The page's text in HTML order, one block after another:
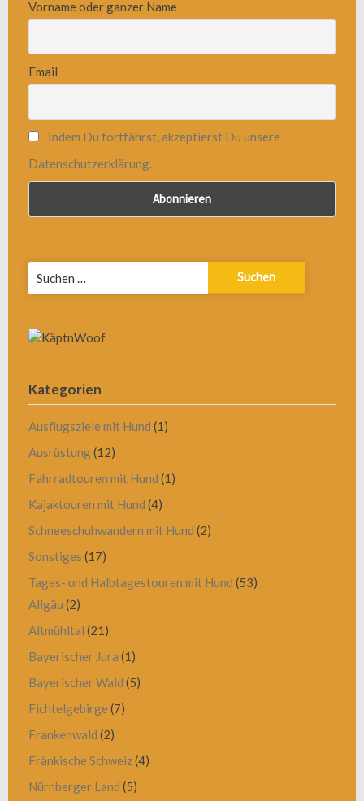
Vorname oder ganzer Name
Email
Indem Du fortfährst, akzeptierst Du unsere
Datenschutzerklärung.
nach:
Kategorien
Ausflugsziele mit Hund (1)
Ausrüstung(12)
Fahrradtouren mit Hund (1)
Kajaktouren mit Hund (4)
Schneeschuhwandern mit Hund (2)
Sonstiges (17)
Tages- und Halbtagestouren mit Hund (53)
Allgäu (2)
Altmühltal (21)
Bayerischer Jura (1)
Bayerischer Wald (5)
Fichtelgebirge (7)
Frankenwald (2)
Fränkische Schweiz(4)
Nürnberger Land (5)